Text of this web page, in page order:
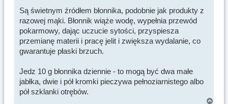
Są świetnym źródłem błonnika, podobnie jak produkty z
razowej mąki. Błonnik wiąże wodę, wypełnia przewód
pokarmowy, dając uczucie sytości, przyspiesza
przemianę materii i pracę jelit i zwiększa wydalanie, co
gwarantuje płaski brzuch.
Jedz 10 g błonnika dziennie - to mogą być dwa małe
jabłka, dwie i pół kromki pieczywa pełnoziarnistego albo
pół szklanki otrębów.